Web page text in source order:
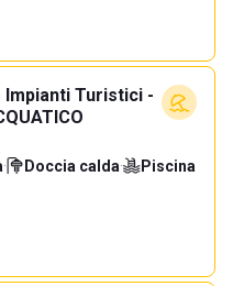
Impianti Turistici -
· Doccia calda·
Piscina